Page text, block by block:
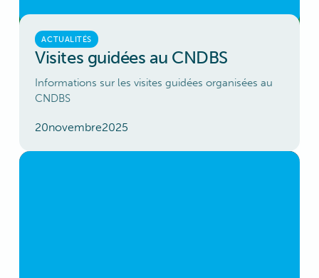
ACTUALITÉS
Visites guidées au CNDBS
Informations sur les visites guidées organisées au
CNDBS
20novembre2025